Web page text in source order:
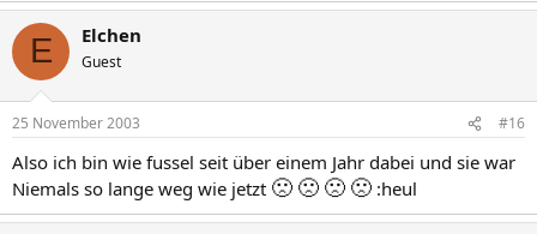
E Elchen
Guest
25 November 2003 #16
Also ich bin wie fussel seit über einem Jahr dabei und sie war
Niemals so lange weg wie jetzt 🙁 🙁 🙁 🙁 :heul